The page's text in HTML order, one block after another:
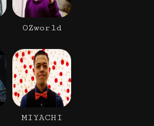
OZworld
MIYACHI